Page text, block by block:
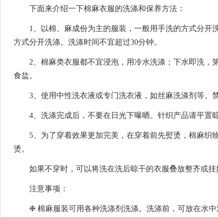
下面来介绍一下棉麻衣服的洗涤和保养方法：
1、以棉、麻成份为主的服装，一般用手洗的方式分开
方式分开洗涤。洗涤时间不宜超过30分钟。
2、棉麻类衣服都不宜浸泡，用冷水洗涤；下水即洗，
食盐。
3、使用中性洗衣液或专门洗衣液，如丝麻洗涤剂等。
4、洗涤完成后，不要在日光下曝晒。针织产品请平置
5、为了穿着效果更加完美，在穿着前先熨烫，棉麻
烫。
如果不穿时，可以将洗在洗后晾干的衣服叠放整齐或
注意事项：
❉ 棉麻服装可用各种洗涤剂洗涤。洗涤前，可放在水